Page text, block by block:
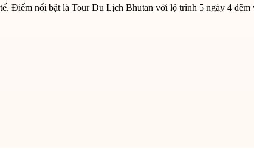
Điểm nổi bật là Tour Du Lịch Bhutan với lộ trình 5 ngày 4